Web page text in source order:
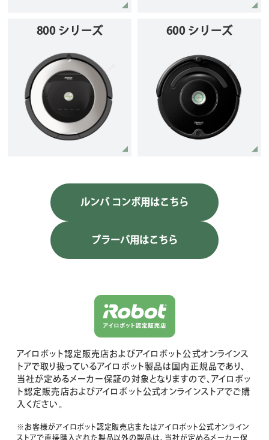
800 シリーズ 600 シリーズ
ルンバ コンボ用はこちら
ブラーバ用はこちら
アイロボット認定販売店およびアイロボット公式オンラインス
トアで取り扱っているアイロボット製品は国内正規品であり、
当社が定めるメーカー保証の対象となりますので、アイロボッ
ト認定販売店およびアイロボット公式オンラインストアでご購
入ください。
※お客様がアイロボット認定販売店またはアイロボット公式オンライン
ストアで直接購入された製品以外の製品は、当社が定めるメーカー保